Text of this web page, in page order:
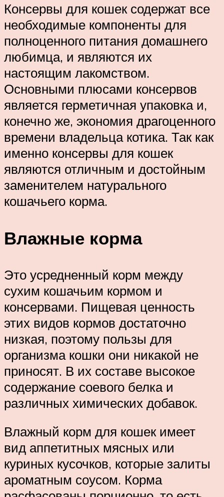
Консервы для кошек содержат все
необходимые компоненты для
полноценного питания домашнего
любимца, и являются их
настоящим лакомством.
Основными плюсами консервов
является герметичная упаковка и,
конечно же, экономия драгоценного
времени владельца котика. Так как
именно консервы для кошек
являются отличным и достойным
заменителем натурального
кошачьего корма.
Влажные корма
Это усредненный корм между
сухим кошачьим кормом и
консервами. Пищевая ценность
этих видов кормов достаточно
низкая, поэтому пользы для
организма кошки они никакой не
приносят. В их составе высокое
содержание соевого белка и
различных химических добавок.
Влажный корм для кошек имеет
вид аппетитных мясных или
куриных кусочков, которые залиты
ароматным соусом. Корма